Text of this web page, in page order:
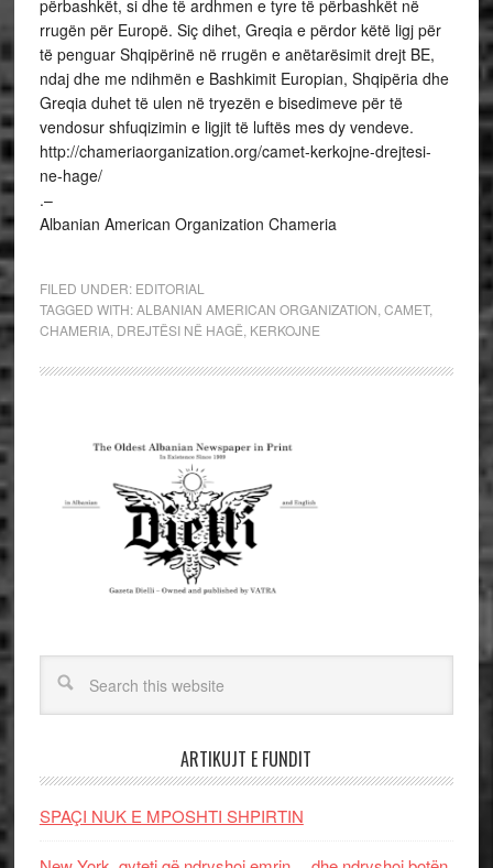
përbashkët, si dhe të ardhmen e tyre të përbashkët në
rrugën për Europë. Siç dihet, Greqia e përdor këtë ligj për
të penguar Shqipërinë në rrugën e anëtarësimit drejt BE,
ndaj dhe me ndihmën e Bashkimit Europian, Shqipëria dhe
Greqia duhet të ulen në tryezën e bisedimeve për të
vendosur shfuqizimin e ligjit të luftës mes dy vendeve.
http://chameriaorganization.org/camet-kerkojne-drejtesi-
ne-hage/
.–
Albanian American Organization Chameria
FILED UNDER: EDITORIAL
TAGGED WITH:ALBANIAN AMERICAN ORGANIZATION CAMET,
CHAMERIA, DREJTËSI NË HAGË KERKOJNE
ARTIKUJT E FUNDIT
SPAÇI NUK E MPOSHTI SHPIRTIN